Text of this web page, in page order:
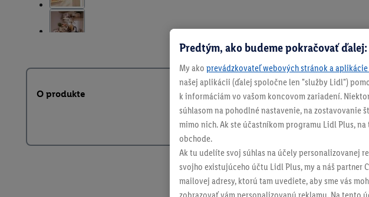
O produkte
Predtým, ako budeme pokračovať
My ako prevádzkovateľ webových stránok a
našej aplikácii (ďalej spoločne len "služby Lidl")
k informáciám vo vašom koncovom zariadení.
súhlasom na pohodlné nastavenie, na
mimo nich. Ak ste účastníkom programu Lidl Plus,
obchode.
Ak tu udelíte svoj súhlas na účely personalizovanej
svojho existujúceho účtu Lidl Plus, my a náš
mailovej adresy, ktorú tam uvediete, aby sme vás